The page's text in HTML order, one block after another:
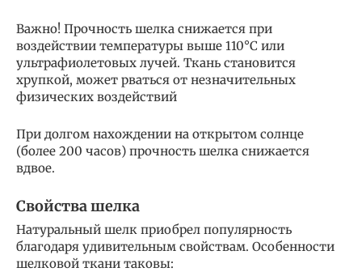
Важно! Прочность шелка снижается при
воздействии температуры выше 110°С или
ультрафиолетовых лучей. Ткань становится
хрупкой, может рваться от незначительных
физических воздействий
При долгом нахождении на открытом солнце
(более 200 часов) прочность шелка снижается
вдвое.
Свойства шелка
Натуральный шелк приобрел популярность
благодаря удивительным свойствам. Особенности
шелковой ткани таковы: